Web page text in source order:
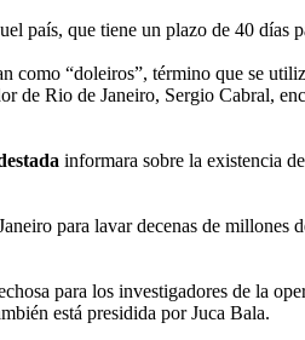
país, que tiene un plazo de 40 días
como “doleiros”, término que se
de Rio de Janeiro, Sergio Cabral,
informara sobre la existencia
para lavar decenas de millones
para los investigadores de la
está presidida por Juca Bala.